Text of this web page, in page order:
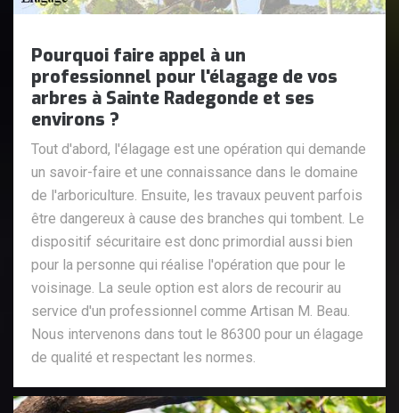
Pourquoi faire appel à un
professionnel pour l'élagage de vos
arbres à Sainte Radegonde et ses
environs ?
Tout d'abord, l'élagage est une opération qui demande
un savoir-faire et une connaissance dans le domaine
de l'arboriculture. Ensuite, les travaux peuvent parfois
être dangereux à cause des branches qui tombent. Le
dispositif sécuritaire est donc primordial aussi bien
pour la personne qui réalise l'opération que pour le
voisinage. La seule option est alors de recourir au
service d'un professionnel comme Artisan M. Beau.
Nous intervenons dans tout le 86300 pour un élagage
de qualité et respectant les normes.